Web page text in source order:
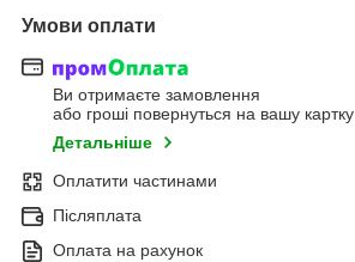
Умови оплати
Ви отримаєте замовлення
або гроші повернуться на вашу картку
Детальніше
Оплатити частинами
Післяплата
Оплата на рахунок